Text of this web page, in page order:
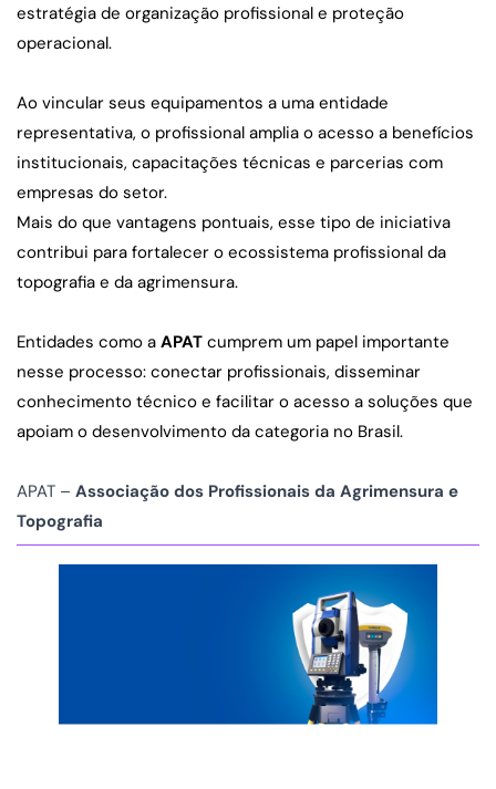
estratégia de organização profissional e proteção
operacional.
Ao vincular seus equipamentos a uma entidade
representativa, o profissional amplia o acesso a benefícios
institucionais, capacitações técnicas e parcerias com
empresas do setor.
Mais do que vantagens pontuais, esse tipo de iniciativa
contribui para fortalecer o ecossistema profissional da
topografia e da agrimensura.
Entidades como a APAT cumprem um papel importante
nesse processo: conectar profissionais, disseminar
conhecimento técnico e facilitar o acesso a soluções que
apoiam o desenvolvimento da categoria no Brasil.
APAT – Associação dos Profissionais da Agrimensura e
Topografia